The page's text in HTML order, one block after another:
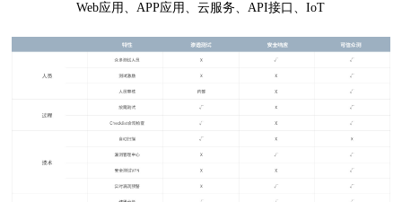
Web应用、APP应用、云服务、API接口、IoT